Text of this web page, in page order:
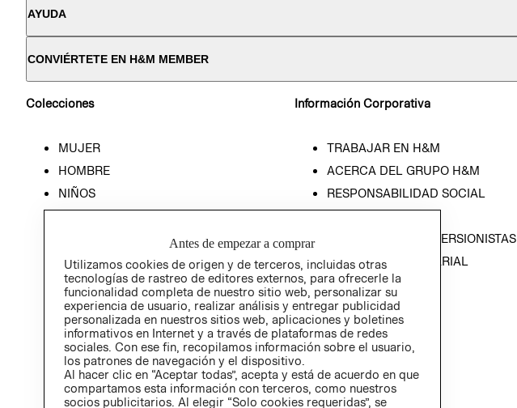
AYUDA
CONVIÉRTETE EN H&M MEMBER
Colecciones
MUJER
HOMBRE
NIÑOS
Información Corporativa
TRABAJAR EN H&M
ACERCA DEL GRUPO H&M
RESPONSABILIDAD SOCIAL
RELACIÓN CON INVERSIONISTAS
POLÍTICA EMPRESARIAL
Antes de empezar a comprar
Utilizamos cookies de origen y de terceros, incluidas otras
tecnologías de rastreo de editores externos, para ofrecerle la
funcionalidad completa de nuestro sitio web, personalizar su
experiencia de usuario, realizar análisis y entregar publicidad
personalizada en nuestros sitios web, aplicaciones y boletines
informativos en Internet y a través de plataformas de redes
sociales. Con ese fin, recopilamos información sobre el usuario,
los patrones de navegación y el dispositivo.
Al hacer clic en “Aceptar todas”, acepta y está de acuerdo en que
compartamos esta información con terceros, como nuestros
socios publicitarios. Al elegir “Solo cookies requeridas”, se